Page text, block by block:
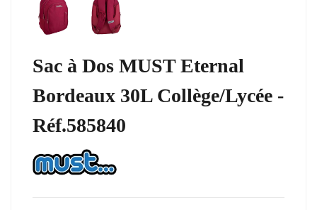
Sac à Dos MUST Eternal
Bordeaux 30L Collège/Lycée -
Réf.585840